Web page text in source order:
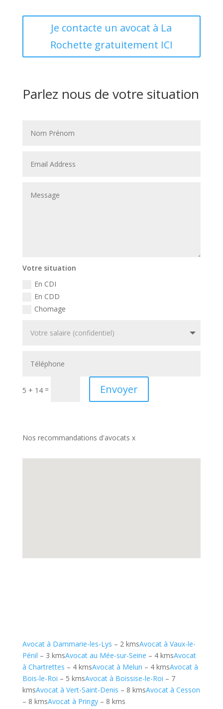
Je contacte un avocat à La
Rochette gratuitement ICI
Parlez nous de votre situation
Votre situation
En CDI
En CDD
Chomage
5 + 14= Envoyer
Nos recommandations d'avocats x
Avocat à Dammarie-les-Lys – 2 kmsAvocat à Vaux-le-
Pénil – 3 kmsAvocat au Mée-sur-Seine – 4 kmsAvocat
à Chartrettes – 4 kmsAvocat à Melun – 4 kmsAvocat à
Bois-le-Roi – 5 kmsAvocat à Boissise-le-Roi – 7
kmsAvocat à Vert-Saint-Denis – 8 kmsAvocat à Cesson
– 8 kmsAvocat à Pringy– 8 kms